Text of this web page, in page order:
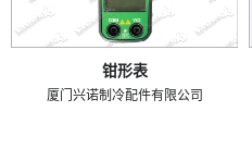
钳形表
厦门兴诺制冷配件有限公司